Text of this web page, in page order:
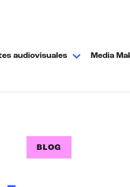
audiovisuales Media
BLOG